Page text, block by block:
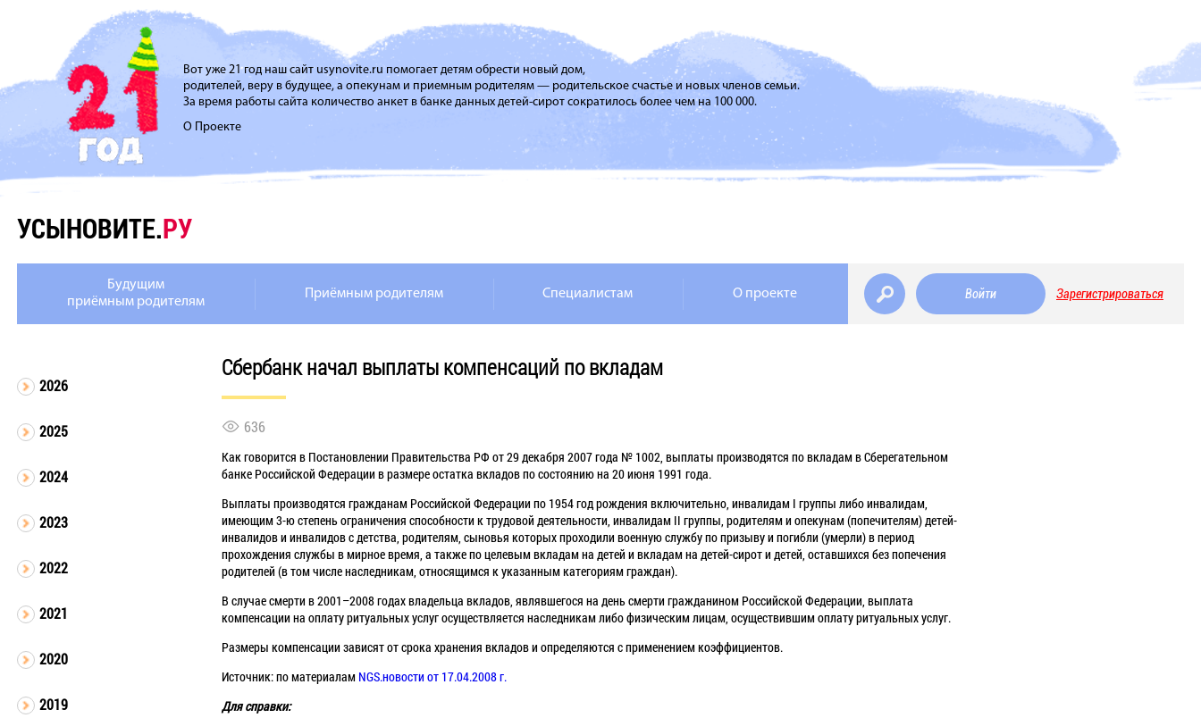
Вот уже 21 год наш сайт usynovite.ru помогает детям обрести новый дом,
родителей, веру в будущее, а опекунам и приемным родителям — родительское счастье и новых членов семьи.
За время работы сайта количество анкет в банке данных детей-сирот сократилось более чем на 100 000.
О Проекте
УСЫНОВИТЕ.РУ
Будущим
приёмным родителям
Приёмным родителям Специалистам О проекте Войти Зарегистрироваться
2026
2025
2024
2023
2022
2021
2020
2019
Сбербанк начал выплаты компенсаций по вкладам
636
Как говорится в Постановлении Правительства РФ от 29 декабря 2007 года № 1002, выплаты производятся по вкладам в Сберегательном
банке Российской Федерации в размере остатка вкладов по состоянию на 20 июня 1991 года.
Выплаты производятся гражданам Российской Федерации по 1954 год рождения включительно, инвалидам I группы либо инвалидам,
имеющим 3-ю степень ограничения способности к трудовой деятельности, инвалидам II группы, родителям и опекунам (попечителям) детей-
инвалидов и инвалидов с детства, родителям, сыновья которых проходили военную службу по призыву и погибли (умерли) в период
прохождения службы в мирное время, а также по целевым вкладам на детей и вкладам на детей-сирот и детей, оставшихся без попечения
родителей (в том числе наследникам, относящимся к указанным категориям граждан).
В случае смерти в 2001–2008 годах владельца вкладов, являвшегося на день смерти гражданином Российской Федерации, выплата
компенсации на оплату ритуальных услуг осуществляется наследникам либо физическим лицам, осуществившим оплату ритуальных услуг.
Размеры компенсации зависят от срока хранения вкладов и определяются с применением коэффициентов.
Источник: по материалам NGS.новости от 17.04.2008 г.
Для справки: